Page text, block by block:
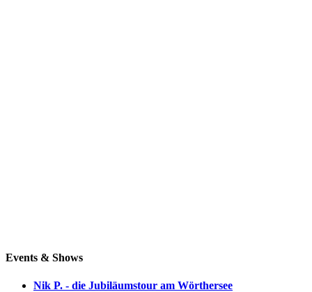
Events & Shows
Nik P. - die Jubiläumstour am Wörthersee